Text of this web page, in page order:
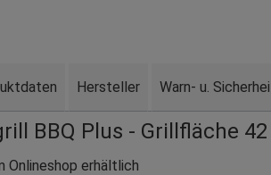
Hersteller Warn- u.
BBQ Plus - Grillfläche
Onlineshop erhältlich